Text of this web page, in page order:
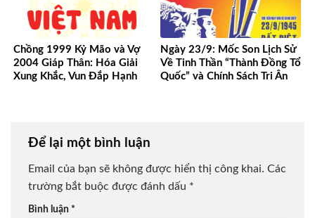
Chồng 1999 Kỷ Mão và Vợ
2004 Giáp Thân: Hóa Giải
Xung Khắc, Vun Đắp Hạnh
Ngày 23/9: Mốc Son Lịch Sử
Về Tinh Thần “Thành Đồng Tổ
Quốc” và Chính Sách Tri Ân
Để lại một bình luận
Email của bạn sẽ không được hiển thị công khai. Các
trường bắt buộc được đánh dấu *
Bình luận *